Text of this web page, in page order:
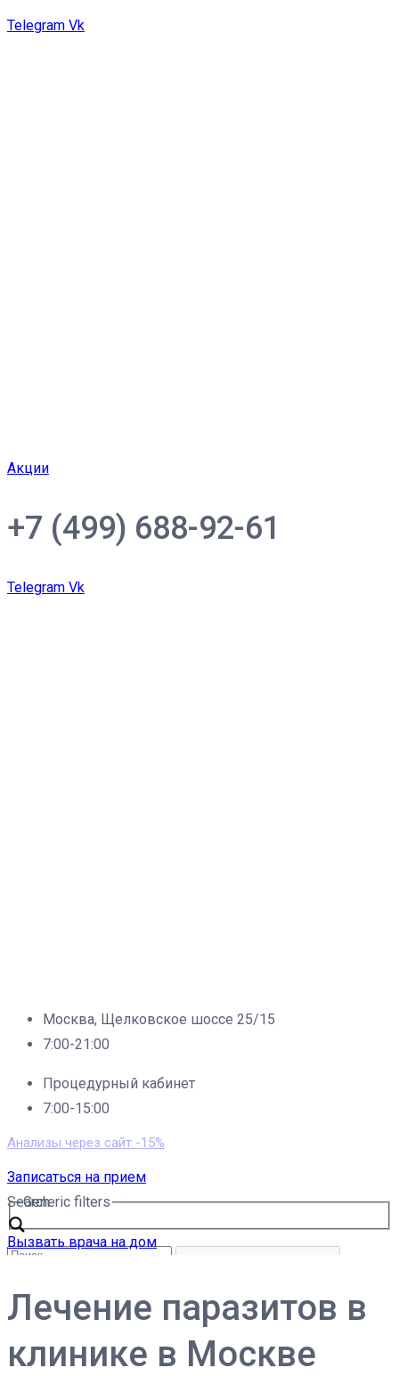
Telegram Vk
Акции
+7 (499) 688-92-61
Telegram Vk
Москва, Щелковское шоссе 25/15
7:00-21:00
Процедурный кабинет
7:00-15:00
Анализы через сайт -15%
Записаться на прием
Search
Generic filters
Вызвать врача на дом
Лечение паразитов в
клинике в Москве